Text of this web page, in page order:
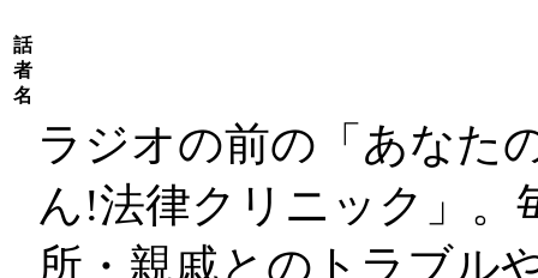
話
者
名
ラジオの前の「あなた
ん!法律クリニック」。
所・親戚とのトラブル